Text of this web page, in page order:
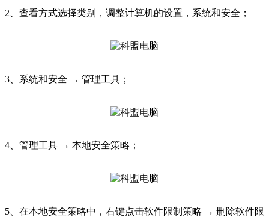
2、查看方式选择类别，调整计算机的设置，系统和安全；
3、系统和安全 → 管理工具；
4、管理工具 → 本地安全策略；
5、在本地安全策略中，右键点击软件限制策略 → 删除软件限